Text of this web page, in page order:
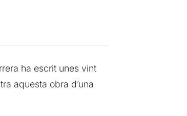
ha escrit unes vint
aquesta obra d’una